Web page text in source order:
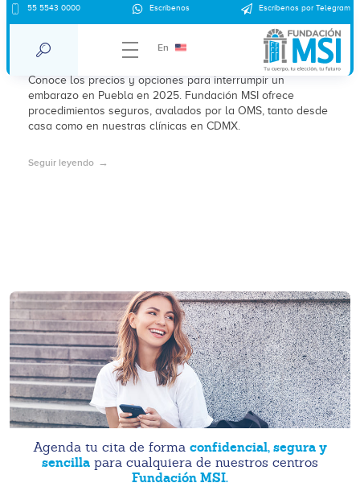
55 5543 0000 Escríbenos Escríbenos por Telegram
En
¿Cuánto cuesta un aborto en Puebla en
2025?
Conoce los precios y opciones para interrumpir un
embarazo en Puebla en 2025. Fundación MSI ofrece
procedimientos seguros, avalados por la OMS, tanto desde
casa como en nuestras clínicas en CDMX.
Seguir leyendo
Agenda tu cita de forma confidencial, segura y
sencilla para cualquiera de nuestros centros
Fundación MSI.